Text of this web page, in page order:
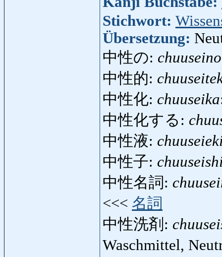
Stichwort:
Übersetzung:
中性の: chuuseino
中性的:
中性化: chuuseika
中性化する:
中性液:
中性子:
中性名詞:
<<< 名詞
中性洗剤:
Waschmittel,